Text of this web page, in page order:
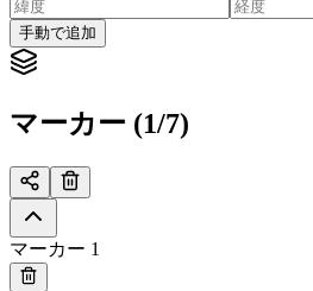
手動で追加
マーカー (1/7)
マーカー 1